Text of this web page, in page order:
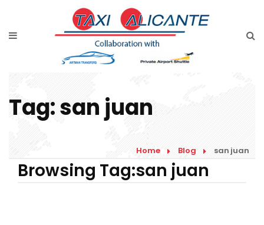
Prijsaanvraag
Blog
Tag:san juan
Home Blog san juan
Browsing Tag:san juan